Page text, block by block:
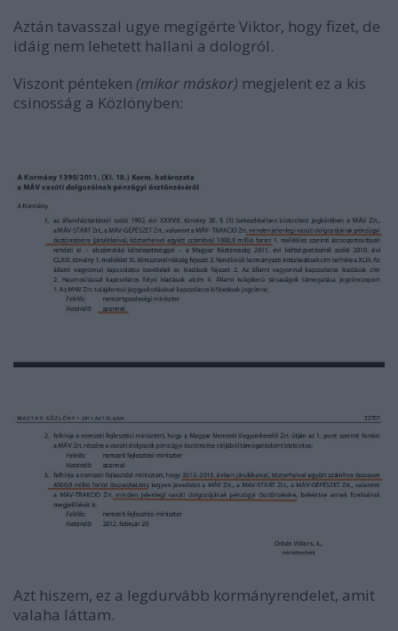
Aztán tavasszal ugye megígérte Viktor, hogy fizet, de
idáig nem lehetett hallani a dologról.
Viszont pénteken (mikor máskor) megjelent ez a kis
csinosság a Közlönyben:
Azt hiszem, ez a legdurvább kormányrendelet, amit
valaha láttam.